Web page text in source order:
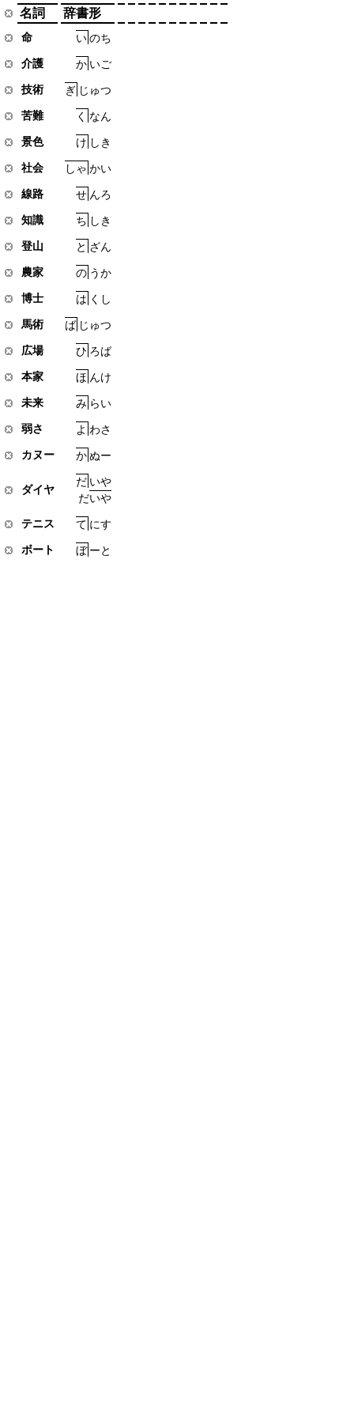
名詞 辞書形
命 いのち
介護 か いご
技術 ぎ じ ゅつ
苦難 く なん
景色 け し き
社会 し ゃ かい
線路 せ んろ
知識 ち し き
登山 と ざん
農家 の うか
博士 は く し
馬術 ば じ ゅつ
広場 ひ ろば
本家 ほ んけ
未来 み らい
弱さ よ わさ
カヌー かぬー
ダイヤ
だ いや
だいや
テニス て にす
ボート ぼ ーと